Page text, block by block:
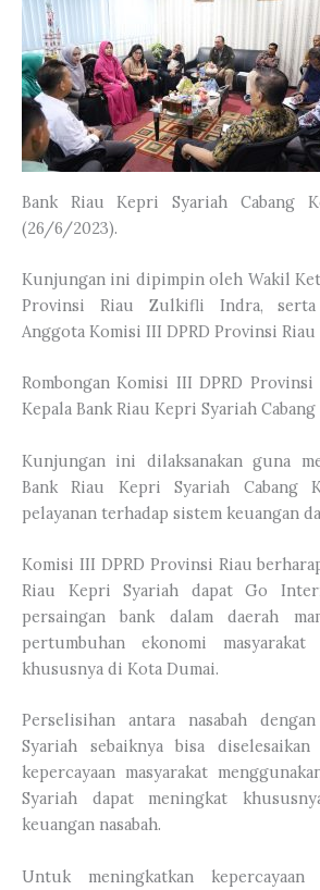
Bank Riau Kepri Syariah Cabang
(26/6/2023).
Kunjungan ini dipimpin oleh Wakil
Provinsi Riau Zulkifli Indra,
Anggota Komisi III DPRD Provinsi Riau
Rombongan Komisi III DPRD
Kepala Bank Riau Kepri Syariah
Kunjungan ini dilaksanakan guna
Bank Riau Kepri Syariah Cabang
pelayanan terhadap sistem keuangan
Komisi III DPRD Provinsi Riau
Riau Kepri Syariah dapat Go
persaingan bank dalam daerah
pertumbuhan ekonomi
khususnya di Kota Dumai.
Perselisihan antara nasabah
Syariah sebaiknya bisa
kepercayaan masyarakat
Syariah dapat meningkat
keuangan nasabah.
Untuk meningkatkan kepercayaan